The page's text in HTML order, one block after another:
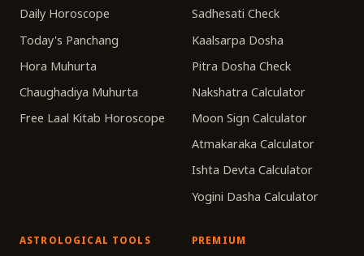
Daily Horoscope
Today's Panchang
Hora Muhurta
Chaughadiya Muhurta
Free Laal Kitab Horoscope
Sadhesati Check
Kaalsarpa Dosha
Pitra Dosha Check
Nakshatra Calculator
Moon Sign Calculator
Atmakaraka Calculator
Ishta Devta Calculator
Yogini Dasha Calculator
ASTROLOGICAL TOOLS PREMIUM